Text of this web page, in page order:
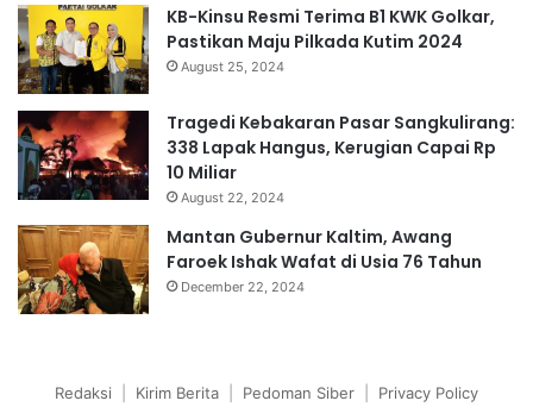
KB-Kinsu Resmi Terima B1 KWK Golkar,
Pastikan Maju Pilkada Kutim 2024
August 25, 2024
Tragedi Kebakaran Pasar Sangkulirang:
338 Lapak Hangus, Kerugian Capai Rp
10 Miliar
August 22, 2024
Mantan Gubernur Kaltim, Awang
Faroek Ishak Wafat di Usia 76 Tahun
December 22, 2024
Redaksi Kirim Berita Pedoman Siber Privacy Policy